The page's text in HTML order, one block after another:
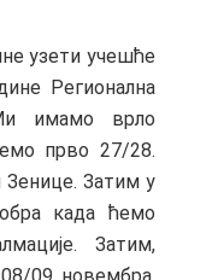
узети учешће
Регионална
имамо врло
прво 27/28.
Зенице. Затим у
када ћемо
Затим,